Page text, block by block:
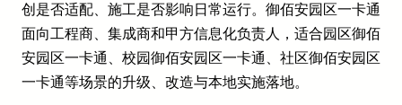
创是否适配、施工是否影响日常运行。御佰安园区一卡通
面向工程商、集成商和甲方信息化负责人，适合园区御佰
安园区一卡通、校园御佰安园区一卡通、社区御佰安园区
一卡通等场景的升级、改造与本地实施落地。